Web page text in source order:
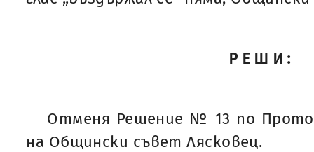
РЕШИ:
Отменя Решение № 13 по
на Общински съвет Лясковец.